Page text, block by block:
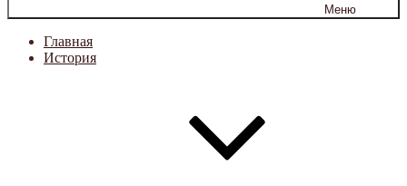
Меню
Главная
История